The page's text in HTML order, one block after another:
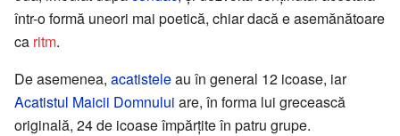
într-o formă uneori mai poetică, chiar dacă e asemănătoare
ca ritm.
De asemenea, acatisteleau în general 12 icoase, iar
Acatistul Maicii Domnului are, în forma lui grecească
originală, 24 de icoase împărțite în patru grupe.